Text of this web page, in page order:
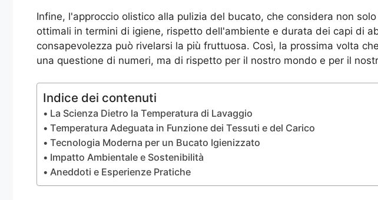
Infine, l'approccio olistico alla pulizia del bucato, che considera non
ottimali in termini di igiene, rispetto dell'ambiente e durata dei capi di
consapevolezza può rivelarsi la più fruttuosa. Così, la prossima volta
una questione di numeri, ma di rispetto per il nostro mondo e per il
Indice dei contenuti
La Scienza Dietro la Temperatura di Lavaggio
Temperatura Adeguata in Funzione dei Tessuti e del Carico
Tecnologia Moderna per un Bucato Igienizzato
Impatto Ambientale e Sostenibilità
Aneddoti e Esperienze Pratiche